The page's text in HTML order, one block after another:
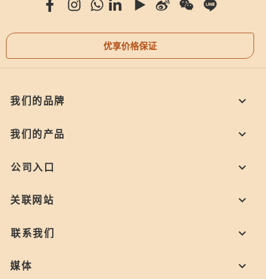
优享价格保证
我们的品牌
我们的产品
公司入口
关联网站
联系我们
媒体